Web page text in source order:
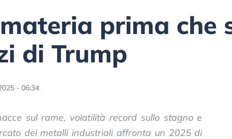
prima che
di Trump
- 06:34
sul rame, volatilità record sullo stagno e
dei metalli industriali affronta un 2025 di